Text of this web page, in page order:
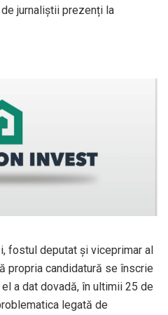
jurnaliștii prezenți la
fostul deputat și viceprimar al
propria candidatură se înscrie
a dat dovadă, în ultimii 25 de
legată de